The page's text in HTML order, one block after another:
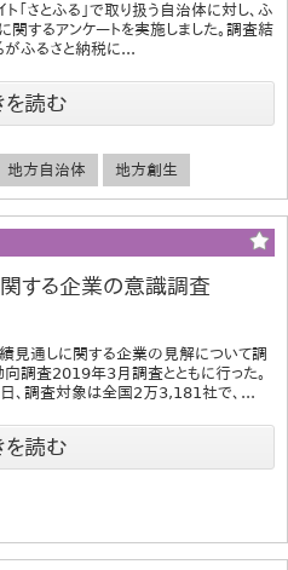
「さとふる」で取り扱う自治体に対し、ふ
するアンケートを実施しました。調査結
ふるさと納税に...
を読む
地方自治体 地方創生
する企業の意識調査
見通しに関する企業の見解について調
調査2019年3月調査とともに行った。
調査対象は全国2万3,181社で、...
を読む